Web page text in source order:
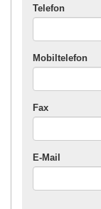
Telefon
Mobiltelefon
Fax
E-Mail